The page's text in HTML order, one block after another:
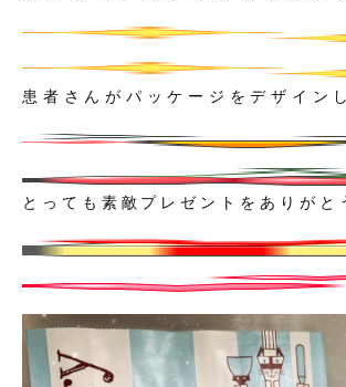
患者さんがパッケージをデザイン
とっても素敵プレゼントをありがと